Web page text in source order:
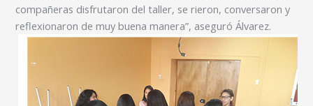
compañeras disfrutaron del taller, se rieron, conversaron y
reflexionaron de muy buena manera”, aseguró Álvarez.